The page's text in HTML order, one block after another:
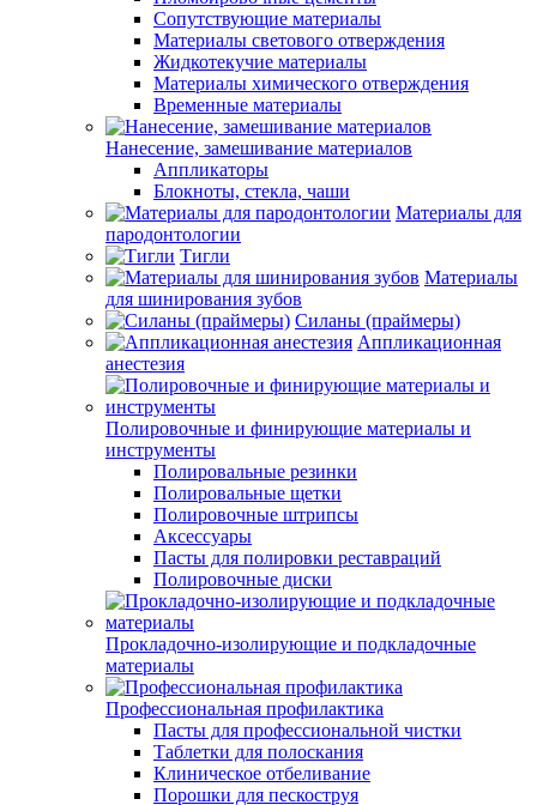
Сопутствующие материалы
Материалы светового отверждения
Жидкотекучие материалы
Материалы химического отверждения
Временные материалы
Нанесение, замешивание материалов
Аппликаторы
Блокноты, стекла, чаши
Материалы для
пародонтологии
Тигли
Материалы
для шинирования зубов
Силаны (праймеры)
Аппликационная
анестезия
Полировочные и финирующие материалы и
инструменты
Полировальные резинки
Полировальные щетки
Полировочные штрипсы
Аксессуары
Пасты для полировки реставраций
Полировочные диски
Прокладочно-изолирующие и подкладочные
материалы
Профессиональная профилактика
Пасты для профессиональной чистки
Таблетки для полоскания
Клиническое отбеливание
Порошки для пескоструя